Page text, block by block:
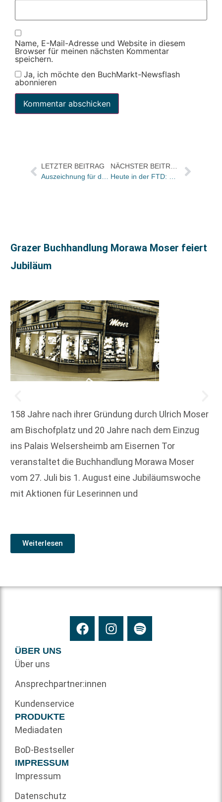
Name, E-Mail-Adresse und Website in diesem
Browser für meinen nächsten Kommentar
speichern.
Ja, ich möchte den BuchMarkt-Newsflash
abonnieren
LETZTER BEITRAG
Grazer Buchhandlung Morawa Moser feiert
Jubiläum
158 Jahre nach ihrer Gründung durch Ulrich Moser
am Bischofplatz und 20 Jahre nach dem Einzug
ins Palais Welsersheimb am Eisernen Tor
veranstaltet die Buchhandlung Morawa Moser
vom 27. Juli bis 1. August eine Jubiläumswoche
mit Aktionen für Leserinnen und
Weiterlesen
ÜBER UNS
Über uns
Ansprechpartner:innen
Kundenservice
PRODUKTE
Mediadaten
BoD-Bestseller
IMPRESSUM
Impressum
Datenschutz